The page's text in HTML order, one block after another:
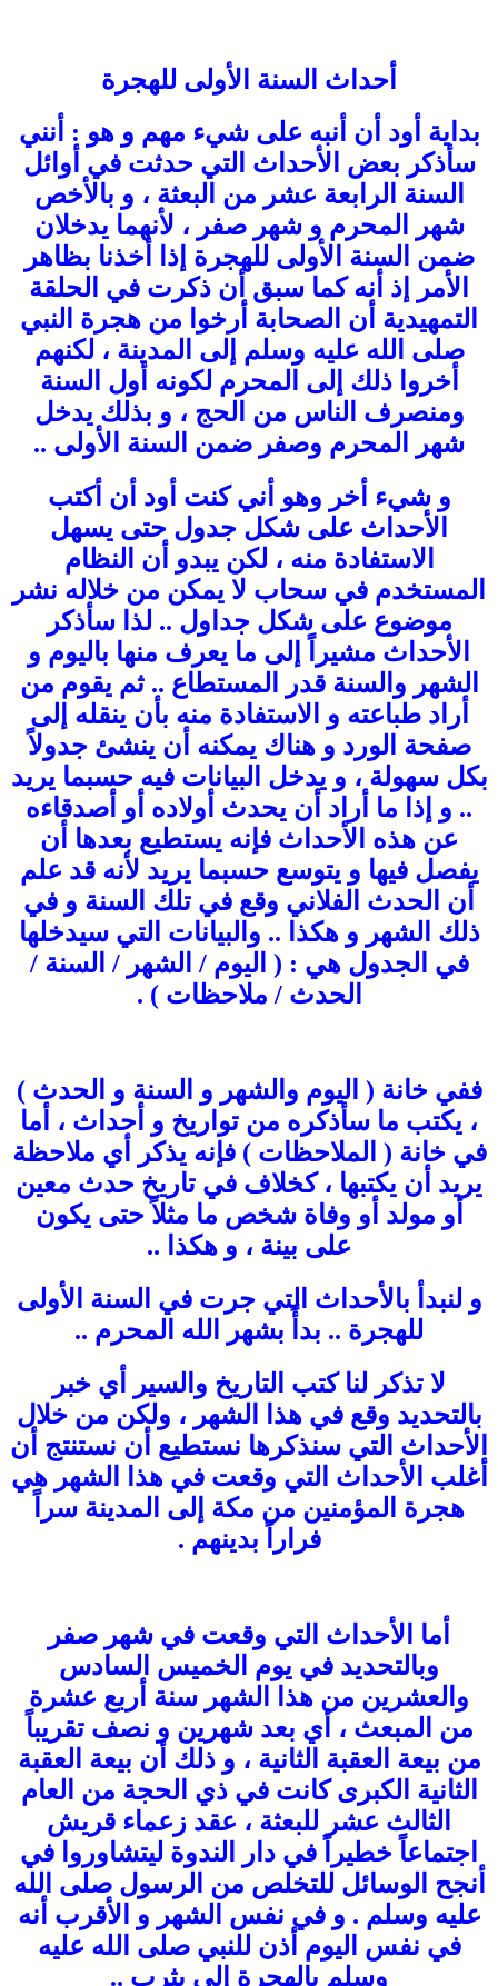
أحداث السنة الأولى للهجرة
بداية أود أن أنبه على شيء مهم و هو : أنني
سأذكر بعض الأحداث التي حدثت في أوائل
السنة الرابعة عشر من البعثة ، و بالأخص
شهر المحرم و شهر صفر ، لأنهما يدخلان
ضمن السنة الأولى للهجرة إذا أخذنا بظاهر
الأمر إذ أنه كما سبق أن ذكرت في الحلقة
التمهيدية أن الصحابة أرخوا من هجرة النبي
صلى الله عليه وسلم إلى المدينة ، لكنهم
أخروا ذلك إلى المحرم لكونه أول السنة
ومنصرف الناس من الحج ، و بذلك يدخل
شهر المحرم وصفر ضمن السنة الأولى ..
و شيء أخر وهو أني كنت أود أن أكتب
الأحداث على شكل جدول حتى يسهل
الاستفادة منه ، لكن يبدو أن النظام
المستخدم في سحاب لا يمكن من خلاله نشر
موضوع على شكل جداول .. لذا سأذكر
الأحداث مشيراً إلى ما يعرف منها باليوم و
الشهر والسنة قدر المستطاع .. ثم يقوم من
أراد طباعته و الاستفادة منه بأن ينقله إلى
صفحة الورد و هناك يمكنه أن ينشئ جدولاً
بكل سهولة ، و يدخل البيانات فيه حسبما يريد
.. و إذا ما أراد أن يحدث أولاده أو أصدقاءه
عن هذه الأحداث فإنه يستطيع بعدها أن
يفصل فيها و يتوسع حسبما يريد لأنه قد علم
أن الحدث الفلاني وقع في تلك السنة و في
ذلك الشهر و هكذا .. والبيانات التي سيدخلها
في الجدول هي : ( اليوم / الشهر / السنة /
الحدث / ملاحظات ) .
ففي خانة ( اليوم والشهر و السنة و الحدث )
، يكتب ما سأذكره من تواريخ و أحداث ، أما
في خانة ( الملاحظات ) فإنه يذكر أي ملاحظة
يريد أن يكتبها ، كخلاف في تاريخ حدث معين
أو مولد أو وفاة شخص ما مثلاً حتى يكون
على بينة ، و هكذا ..
و لنبدأ بالأحداث التي جرت في السنة الأولى
للهجرة .. بدأً بشهر الله المحرم ..
لا تذكر لنا كتب التاريخ والسير أي خبر
بالتحديد وقع في هذا الشهر ، ولكن من خلال
الأحداث التي سنذكرها نستطيع أن نستنتج أن
أغلب الأحداث التي وقعت في هذا الشهر هي
هجرة المؤمنين من مكة إلى المدينة سراً
فراراً بدينهم .
أما الأحداث التي وقعت في شهر صفر
وبالتحديد في يوم الخميس السادس
والعشرين من هذا الشهر سنة أربع عشرة
من المبعث ، أي بعد شهرين و نصف تقريباً
من بيعة العقبة الثانية ، و ذلك أن بيعة العقبة
الثانية الكبرى كانت في ذي الحجة من العام
الثالث عشر للبعثة ، عقد زعماء قريش
اجتماعاً خطيراً في دار الندوة ليتشاوروا في
أنجح الوسائل للتخلص من الرسول صلى الله
عليه وسلم . و في نفس الشهر و الأقرب أنه
في نفس اليوم أذن للنبي صلى الله عليه
وسلم بالهجرة إلى يثرب ..